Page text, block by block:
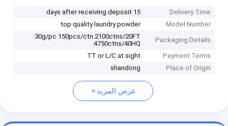
Delivery Time
15 days after receiving deposit
Model Number
top quality laundry powder
Packaging Details
30g/pc 150pcs/ctn 2100ctns/20FT
4750ctns/40HQ
Payment Terms
TT or L/C at sight
Place of Origin
shandong
عرض المزيد